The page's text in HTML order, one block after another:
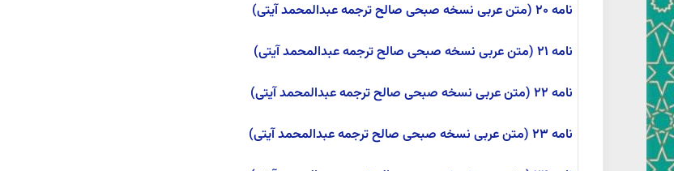
نامه ۲۰ (متن عربی نسخه صبحی صالح ترجمه عبدالمحمد آیتی)
نامه ۲۱ (متن عربی نسخه صبحی صالح ترجمه عبدالمحمد آیتی)
نامه ۲۲ (متن عربی نسخه صبحی صالح ترجمه عبدالمحمد آیتی)
نامه ۲۳ (متن عربی نسخه صبحی صالح ترجمه عبدالمحمد آیتی)